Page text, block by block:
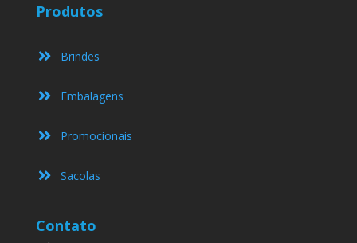
Produtos
Brindes
Embalagens
Promocionais
Sacolas
Contato